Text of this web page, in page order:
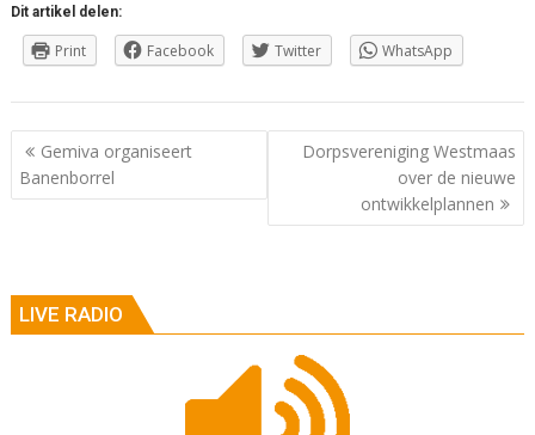
Dit artikel delen:
Print Facebook Twitter WhatsApp
Berichtnavigatie
Gemiva organiseert
Banenborrel
Dorpsvereniging Westmaas
over de nieuwe
ontwikkelplannen
LIVE RADIO